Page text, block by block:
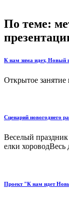
По теме:
К нам зима идет, Новый
Открытое
Сценарий новогоднего
Веселый
елки хороводВесь
Проект "К нам идет